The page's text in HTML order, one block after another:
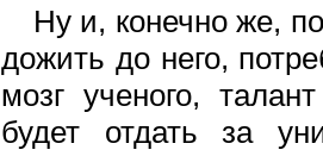
Ну и, конечно же,
дожить до него,
мозг ученого,
будет отдать за